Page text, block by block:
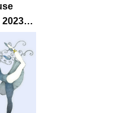
2023
】